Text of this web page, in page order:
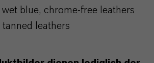
blue, chrome-free leathers
leathers